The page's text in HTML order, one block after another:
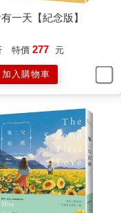
，老大說什麼就應什
來到女廁前。
邊等妳。」他溫聲說
，讓清澈的水凝聚在
個樣子一點也不漂
很醜！鼻涕都跑出來
一天【紀念版】
特價 277 元
加入購物車